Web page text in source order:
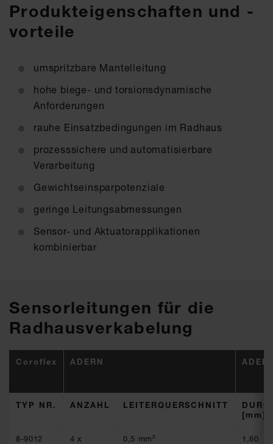
Produkteigenschaften und -
vorteile
umspritzbare Mantelleitung
hohe biege- und torsionsdynamische
Anforderungen
rauhe Einsatzbedingungen im Radhaus
prozesssichere und automatisierbare
Verarbeitung
Gewichtseinsparpotenziale
geringe Leitungsabmessungen
Sensor- und Aktuatorapplikationen
kombinierbar
Sensorleitungen für die
Radhausverkabelung
Coroflex ADERN ADER
TYP NR. ANZAHL LEITERQUERSCHNITT
[mm]
8-9012 4 x 0,5 mm² 1,60